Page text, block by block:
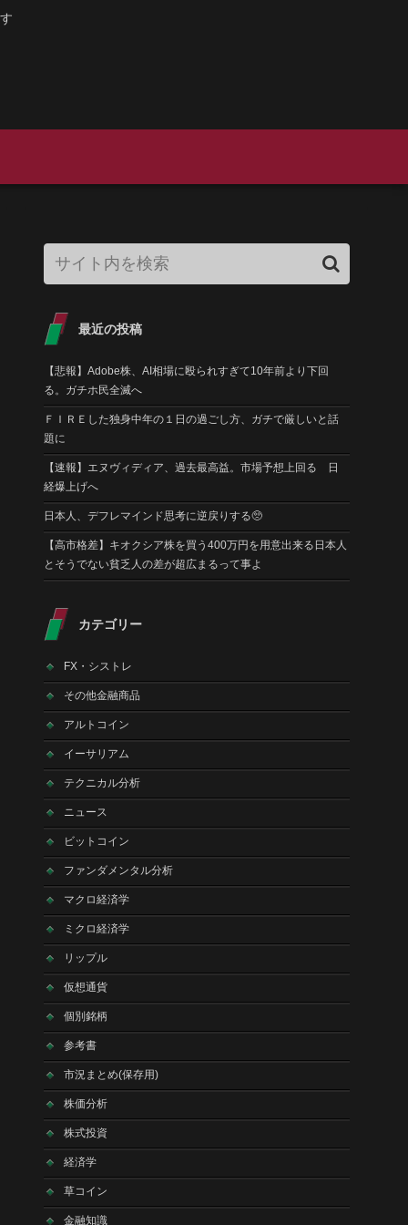
最近の投稿
【悲報】Adobe株、AI相場に殴られすぎて10年前より下回
る。ガチホ民全滅へ
ＦＩＲＥした独身中年の１日の過ごし方、ガチで厳しいと話
題に
【速報】エヌヴィディア、過去最高益。市場予想上回る 日
経爆上げへ
日本人、デフレマインド思考に逆戻りする🥺
【高市格差】キオクシア株を買う400万円を用意出来る日本人
とそうでない貧乏人の差が超広まるって事よ
カテゴリー
FX・シストレ
その他金融商品
アルトコイン
イーサリアム
テクニカル分析
ニュース
ビットコイン
ファンダメンタル分析
マクロ経済学
ミクロ経済学
リップル
仮想通貨
個別銘柄
参考書
市況まとめ(保存用)
株価分析
株式投資
経済学
草コイン
金融知識